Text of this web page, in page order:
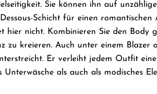
Sie können ihn auf
Schicht für einen romantischen
hier nicht. Kombinieren Sie den Body
zu kreieren. Auch unter einem Blazer
Er verleiht jedem Outfit
als auch als modisches